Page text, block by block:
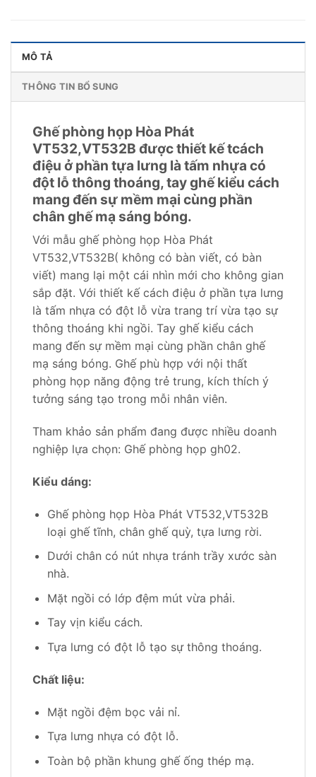
MÔ TẢ
THÔNG TIN BỔ SUNG
Ghế phòng họp Hòa Phát
VT532,VT532B được thiết kế tcách
điệu ở phần tựa lưng là tấm nhựa có
đột lỗ thông thoáng, tay ghế kiểu cách
mang đến sự mềm mại cùng phần
chân ghế mạ sáng bóng.
Với mẫu ghế phòng họp Hòa Phát
VT532,VT532B( không có bàn viết, có bàn
viết) mang lại một cái nhìn mới cho không gian
sắp đặt. Với thiết kế cách điệu ở phần tựa lưng
là tấm nhựa có đột lỗ vừa trang trí vừa tạo sự
thông thoáng khi ngồi. Tay ghế kiểu cách
mang đến sự mềm mại cùng phần chân ghế
mạ sáng bóng. Ghế phù hợp với nội thất
phòng họp năng động trẻ trung, kích thích ý
tưởng sáng tạo trong mỗi nhân viên.
Tham khảo sản phẩm đang được nhiều doanh
nghiệp lựa chọn: Ghế phòng họp gh02.
Kiểu dáng:
Ghế phòng họp Hòa Phát VT532,VT532B
loại ghế tĩnh, chân ghế quỳ, tựa lưng rời.
Dưới chân có nút nhựa tránh trầy xước sàn
nhà.
Mặt ngồi có lớp đệm mút vừa phải.
Tay vịn kiểu cách.
Tựa lưng có đột lỗ tạo sự thông thoáng.
Chất liệu:
Mặt ngồi đệm bọc vải nỉ.
Tựa lưng nhựa có đột lỗ.
Toàn bộ phần khung ghế ống thép mạ.